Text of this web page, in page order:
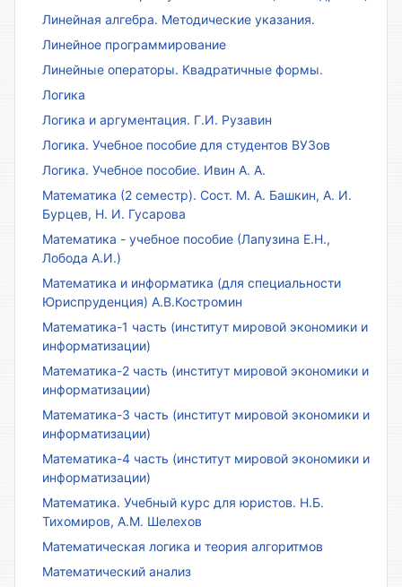
Линейная алгебра. Методические указания.
Линейное программирование
Линейные операторы. Квадратичные формы.
Логика
Логика и аргументация. Г.И. Рузавин
Логика. Учебное пособие для студентов ВУЗов
Логика. Учебное пособие. Ивин А. А.
Математика (2 семестр). Сост. М. А. Башкин, А. И.
Бурцев, Н. И. Гусарова
Математика - учебное пособие (Лапузина Е.Н.,
Лобода А.И.)
Математика и информатика (для специальности
Юриспруденция) А.В.Костромин
Математика-1 часть (институт мировой экономики и
информатизации)
Математика-2 часть (институт мировой экономики и
информатизации)
Математика-3 часть (институт мировой экономики и
информатизации)
Математика-4 часть (институт мировой экономики и
информатизации)
Математика. Учебный курс для юристов. Н.Б.
Тихомиров, А.М. Шелехов
Математическая логика и теория алгоритмов
Математический анализ